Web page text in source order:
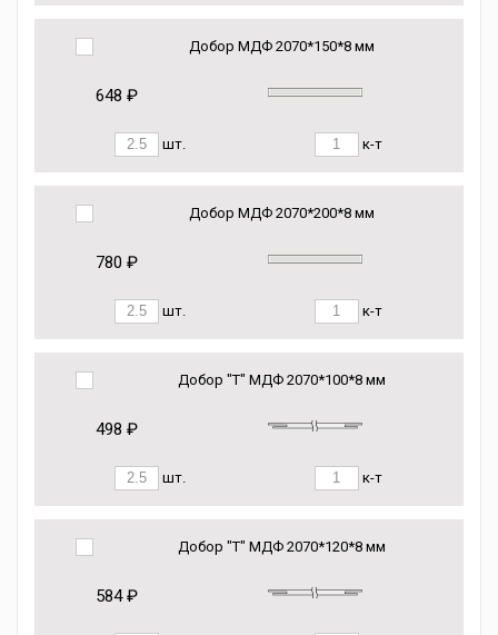
Добор МДФ 2070*150*8 мм
648 ₽
шт. к-т
Добор МДФ 2070*200*8 мм
780 ₽
шт. к-т
Добор "Т" МДФ 2070*100*8 мм
498 ₽
шт. к-т
Добор "Т" МДФ 2070*120*8 мм
584 ₽